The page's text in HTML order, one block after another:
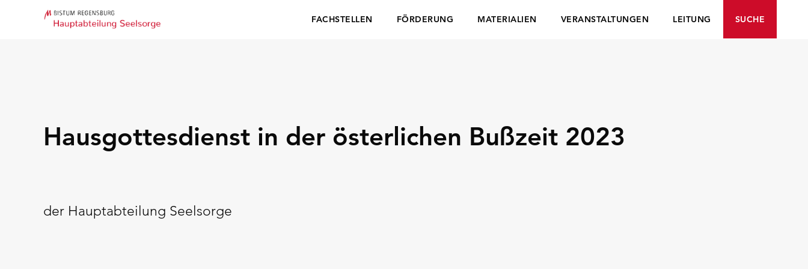
FACHSTELLEN FÖRDERUNG MATERIALIEN VERANSTALTUNGEN LEITUNG SUCHE
Hausgottesdienst in der österlichen Bußzeit 2023
der Hauptabteilung Seelsorge